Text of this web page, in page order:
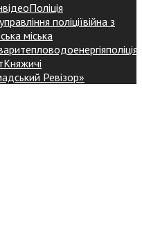
відеоПоліція
поліціївійна з
міська
поліція
Княжичі
Ревізор»